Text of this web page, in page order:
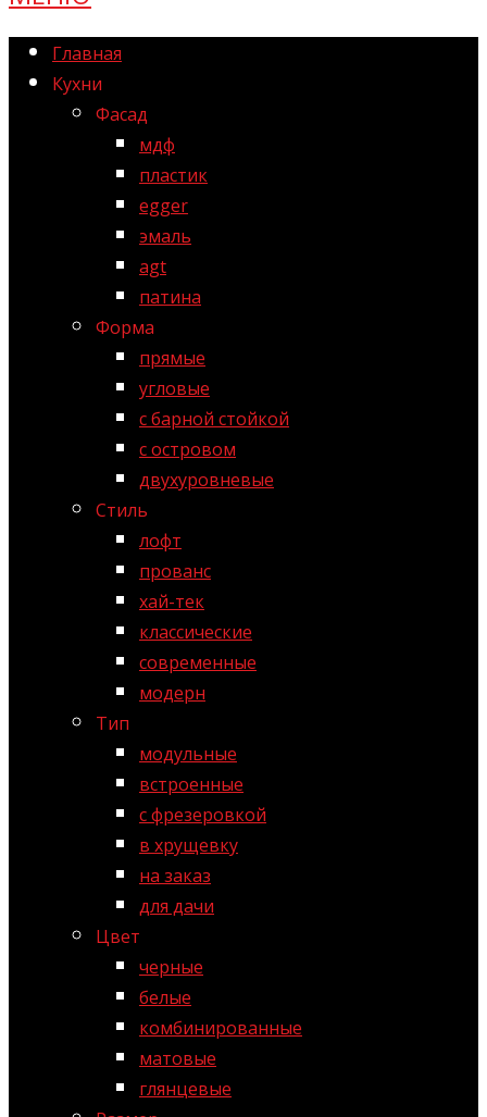
Главная
Кухни
Фасад
мдф
пластик
egger
эмаль
agt
патина
Форма
прямые
угловые
с барной стойкой
с островом
двухуровневые
Стиль
лофт
прованс
хай-тек
классические
современные
модерн
Тип
модульные
встроенные
с фрезеровкой
в хрущевку
на заказ
для дачи
Цвет
черные
белые
комбинированные
матовые
глянцевые